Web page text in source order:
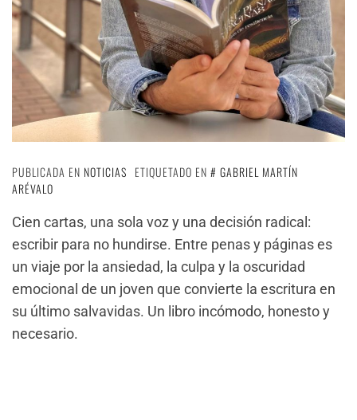
PUBLICADA EN NOTICIAS ETIQUETADO EN
GABRIEL MARTÍN
ARÉVALO
Cien cartas, una sola voz y una decisión radical:
escribir para no hundirse. Entre penas y páginas es
un viaje por la ansiedad, la culpa y la oscuridad
emocional de un joven que convierte la escritura en
su último salvavidas. Un libro incómodo, honesto y
necesario.